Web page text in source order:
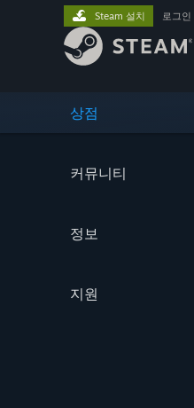
상점
커뮤니티
정보
지원
Steam 설치 로그인